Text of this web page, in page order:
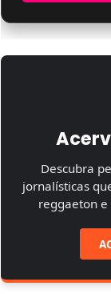
Descubra
jornalísticas
reggaeton e